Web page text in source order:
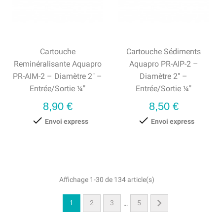
Cartouche
Reminéralisante Aquapro
PR-AIM-2 – Diamètre 2" –
Entrée/Sortie ¼"
Prix
8,90 €
 Envoi express
Cartouche Sédiments
Aquapro PR-AIP-2 –
Diamètre 2" –
Entrée/Sortie ¼"
Prix
8,50 €
 Envoi express
Affichage 1-30 de 134 article(s)
1 2 3 … 5 